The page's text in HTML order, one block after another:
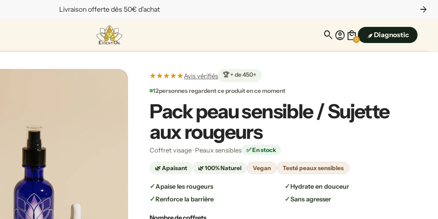
arrow_forward
Livraison offerte dès 50€ d'achat
search account_circle local_mall
0
Diagnostic
★★★★★Avis vérifiés 🏆 + de 450+
12personnes regardent ce produit en ce moment
Pack peau sensible / Sujette
aux rougeurs
Coffret visage · Peaux sensibles ✅ En stock
🌿 Apaisant 🌿 100% Naturel Vegan Testé peaux sensibles
Apaise les rougeurs
Hydrate en douceur
Renforce la barrière
Sans agresser